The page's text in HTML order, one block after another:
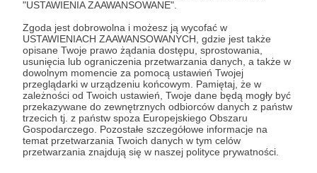
"USTAWIENIA ZAAWANSOWANE".
Zgoda jest dobrowolna i możesz ją wycofać w
USTAWIENIACH ZAAWANSOWANYCH, gdzie jest także
opisane Twoje prawo żądania dostępu, sprostowania,
usunięcia lub ograniczenia przetwarzania danych, a także w
dowolnym momencie za pomocą ustawień Twojej
przeglądarki w urządzeniu końcowym. Pamiętaj, że w
zależności od Twoich ustawień, Twoje dane będą mogły być
przekazywane do zewnętrznych odbiorców danych z państw
trzecich tj. z państw spoza Europejskiego Obszaru
Gospodarczego. Pozostałe szczegółowe informacje na
temat przetwarzania Twoich danych w tym celów
przetwarzania znajdują się w naszej polityce prywatności.
Dołącz do grona Patronów!
Wesprzyj działalność AutoraGdynia Radio już teraz!
Zostań Patronem